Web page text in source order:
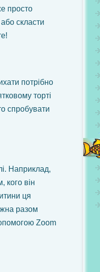
просто
скласти
потрібно
торті
спробувати
Наприклад,
кого він
ця
разом
Zoom